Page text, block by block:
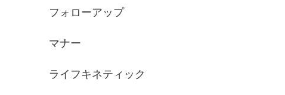
フォローアップ
マナー
ライフキネティック